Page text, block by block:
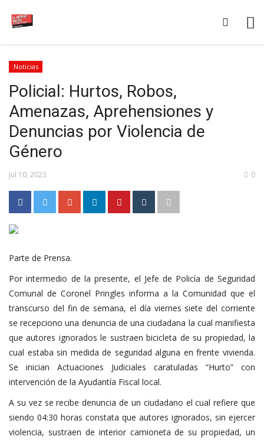
Noticias
Policial: Hurtos, Robos,
Amenazas, Aprehensiones y
Denuncias por Violencia de
Género
Jul 10, 2023 0
Parte de Prensa.
Por intermedio de la presente, el Jefe de Policía de Seguridad
Comunal de Coronel Pringles informa a la Comunidad que el
transcurso del fin de semana, el día viernes siete del corriente
se recepciono una denuncia de una ciudadana la cual manifiesta
que autores ignorados le sustraen bicicleta de su propiedad, la
cual estaba sin medida de seguridad alguna en frente vivienda.
Se inician Actuaciones Judiciales caratuladas “Hurto” con
intervención de la Ayudantía Fiscal local.
A su vez se recibe denuncia de un ciudadano el cual refiere que
siendo 04:30 horas constata que autores ignorados, sin ejercer
violencia, sustraen de interior camioneta de su propiedad, un